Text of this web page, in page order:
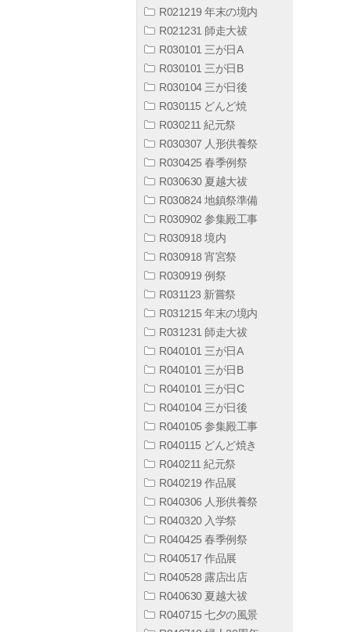
R021219 年末の境内
R021231 師走大祓
R030101 三が日A
R030101 三が日B
R030104 三が日後
R030115 どんど焼
R030211 紀元祭
R030307 人形供養祭
R030425 春季例祭
R030630 夏越大祓
R030824 地鎮祭準備
R030902 参集殿工事
R030918 境内
R030918 宵宮祭
R030919 例祭
R031123 新嘗祭
R031215 年末の境内
R031231 師走大祓
R040101 三が日A
R040101 三が日B
R040101 三が日C
R040104 三が日後
R040105 参集殿工事
R040115 どんど焼き
R040211 紀元祭
R040219 作品展
R040306 人形供養祭
R040320 入学祭
R040425 春季例祭
R040517 作品展
R040528 露店出店
R040630 夏越大祓
R040715 七夕の風景